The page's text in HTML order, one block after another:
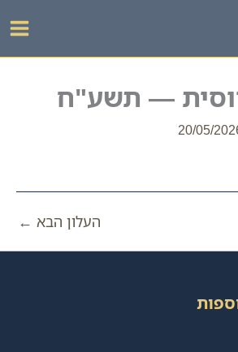
— תשע"ח
20/05/
העלון הבא ←